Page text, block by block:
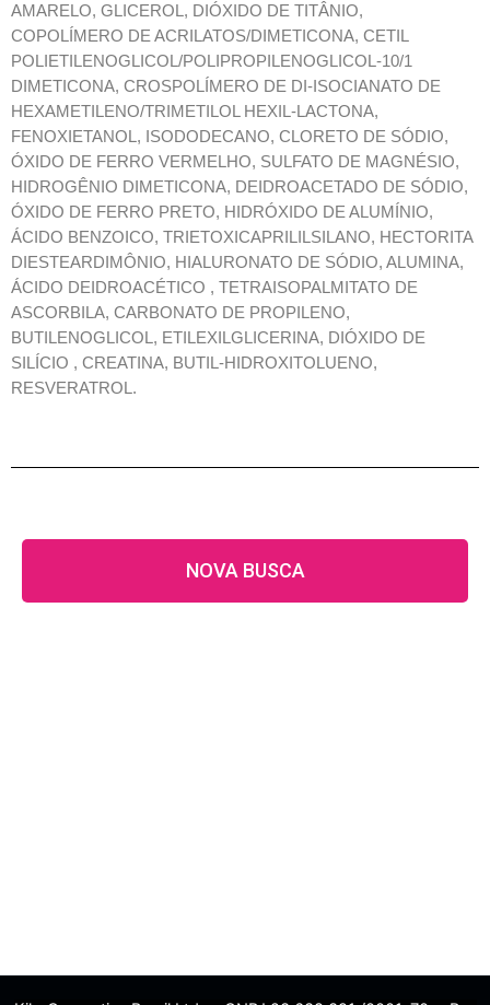
AMARELO, GLICEROL, DIÓXIDO DE TITÂNIO,
COPOLÍMERO DE ACRILATOS/DIMETICONA, CETIL
POLIETILENOGLICOL/POLIPROPILENOGLICOL-10/1
DIMETICONA, CROSPOLÍMERO DE DI-ISOCIANATO DE
HEXAMETILENO/TRIMETILOL HEXIL-LACTONA,
FENOXIETANOL, ISODODECANO, CLORETO DE SÓDIO,
ÓXIDO DE FERRO VERMELHO, SULFATO DE MAGNÉSIO,
HIDROGÊNIO DIMETICONA, DEIDROACETADO DE SÓDIO,
ÓXIDO DE FERRO PRETO, HIDRÓXIDO DE ALUMÍNIO,
ÁCIDO BENZOICO, TRIETOXICAPRILILSILANO, HECTORITA
DIESTEARDIMÔNIO, HIALURONATO DE SÓDIO, ALUMINA,
ÁCIDO DEIDROACÉTICO , TETRAISOPALMITATO DE
ASCORBILA, CARBONATO DE PROPILENO,
BUTILENOGLICOL, ETILEXILGLICERINA, DIÓXIDO DE
SILÍCIO , CREATINA, BUTIL-HIDROXITOLUENO,
RESVERATROL.
NOVA BUSCA